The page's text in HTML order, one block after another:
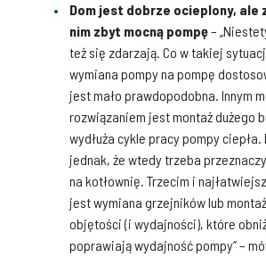
Dom jest dobrze ocieplony, ale
nim zbyt mocną pompę–
też się zdarzają. Co w takiej
wymiana pompy na pompę
jest mało prawdopodobna. Innym
rozwiązaniem jest montaż dużego
wydłuża cykle pracy pompy
jednak, że wtedy trzeba
na kotłownię. Trzecim i
jest wymiana grzejników lub
objętości (i wydajności), które
poprawiają wydajność pompy” –